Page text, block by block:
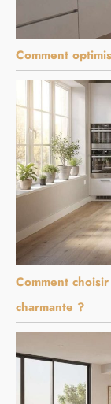
Comment
Comment
charmante ?